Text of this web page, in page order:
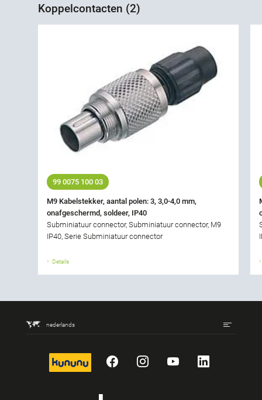
Koppelcontacten (2)
99 0075 100 03
M9 Kabelstekker, aantal polen: 3, 3,0-4,0 mm,
onafgeschermd, soldeer, IP40
Subminiatuur connector, Subminiatuur connector, M9
IP40, Serie Subminiatuur connector
Details
nederlands
kununu FacebookInstagram
YouTube